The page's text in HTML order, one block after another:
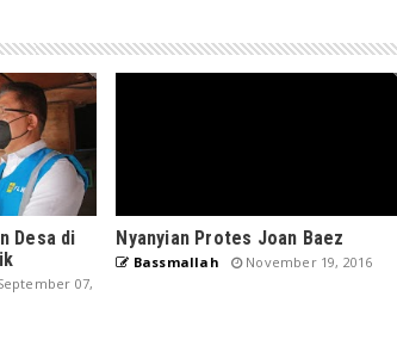
Desa di
07,
Nyanyian Protes Joan Baez
Bassmallah November 19, 2016